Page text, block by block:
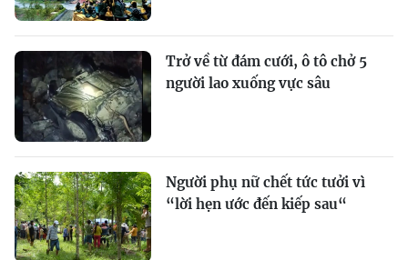
Trở về từ đám cưới, ô tô chở 5
người lao xuống vực sâu
Người phụ nữ chết tức tưởi vì
“lời hẹn ước đến kiếp sau“